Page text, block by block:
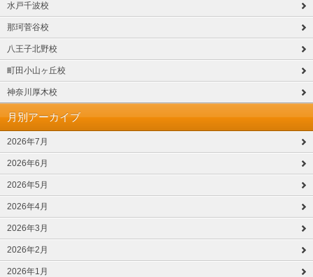
水戸千波校
那珂菅谷校
八王子北野校
町田小山ヶ丘校
神奈川厚木校
月別アーカイブ
2026年7月
2026年6月
2026年5月
2026年4月
2026年3月
2026年2月
2026年1月